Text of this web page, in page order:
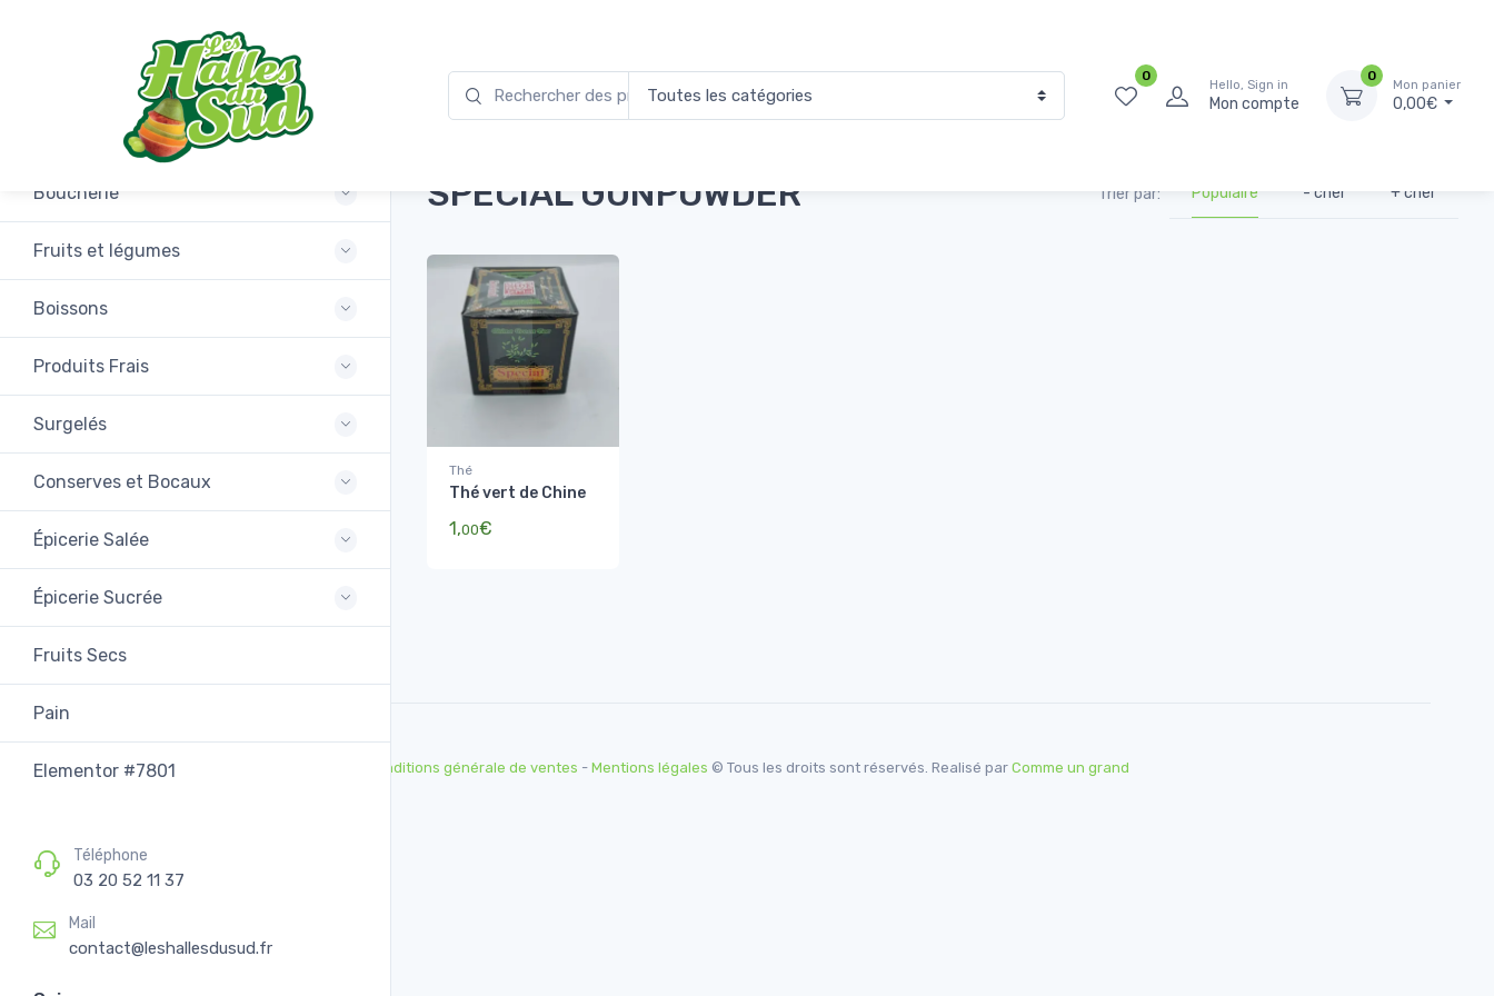
0
Hello, Sign in
Mon compte
0
Mon panier
0,00€
Promotions
Boucherie
Fruits et légumes
Boissons
Produits Frais
Surgelés
Conserves et Bocaux
Épicerie Salée
Épicerie Sucrée
Fruits Secs
Pain
Elementor #7801
Téléphone
03 20 52 11 37
Mail
contact@leshallesdusud.fr
SPECIAL GUNPOWDER Trier par: Populaire - cher + cher
Thé
Thé vert de Chine
1,00€
Conditions générale de ventes - Mentions légales © Tous les droits sont réservés. Realisé par Comme un grand